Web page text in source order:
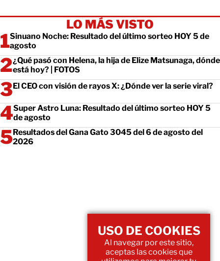
LO MÁS VISTO
Sinuano Noche: Resultado del último sorteo HOY 5 de
agosto
¿Qué pasó con Helena, la hija de Elize Matsunaga, dónde
está hoy? | FOTOS
El CEO con visión de rayos X: ¿Dónde ver la serie viral?
Super Astro Luna: Resultado del último sorteo HOY 5
de agosto
Resultados del Gana Gato 3045 del 6 de agosto del
2026
USO DE COOKIES
Al navegar por este sitio,
aceptas las cookies que